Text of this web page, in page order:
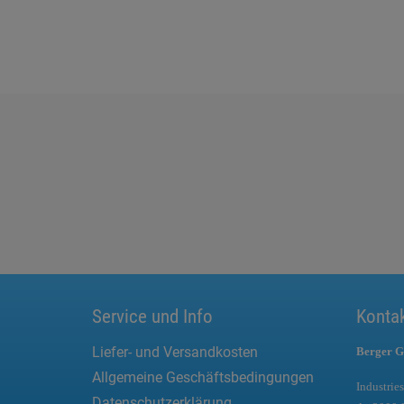
Service und Info
Liefer- und Versandkosten
Allgemeine Geschäftsbedingungen
Berger